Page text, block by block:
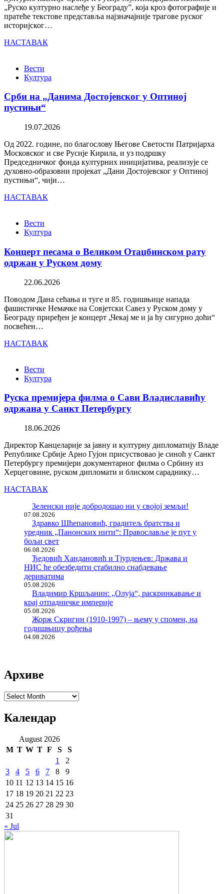
„Руско културно наслеђе у Београду”, која кроз фотографије и
пратеће текстове представља најзначајније трагове руског
историјског…
НАСТАВАК
Вести
Култура
Срби на „Данима Достојевског у Оптиној
пустињи“
19.07.2026
Од 2022. године, по благослову Његове Светости Патријарха
Московског и све Русије Кирила, и уз подршку
Председничког фонда културних иницијатива, реализује се
духовно-образовни пројекат „Дани Достојевског у Оптиној
пустињи“, чији…
НАСТАВАК
Вести
Култура
Концерт песама о Великом Отаџбинском рату
одржан у Руском дому
22.06.2026
Поводом Дана сећања и туге и 85. годишњице напада
фашистичке Немачке на Совјетски Савез у Руском дому у
Београду приређен је концерт „Чекај ме и ја ћу сигурно доћи“
посвећен…
НАСТАВАК
Вести
Култура
Руска премијера филма о Сави Владиславићу
одржана у Санкт Петербургу
18.06.2026
Директор Канцеларије за јавну и културну дипломатију Владе
Републике Србије Арно Гујон присуствовао је синоћ у Санкт
Петербургу премијери документарног филма о Србину из
Херцеговине, руском дипломати и блиском сараднику…
НАСТАВАК
Зеленски није добродошао ни у својој земљи!
07.08.2026
Здравко Шћепановић, градитељ братства и
уредник „Панонских нити“: Православље је пут у
бољи свет
06.08.2026
Ђедовић Хандановић и Тјурдењев: Држава и
НИС ће обезбедити стабилно снабдевање
дериватима
05.08.2026
Владимир Кршљанин: „Олуја“, раскринкавање и
крај отпадничке империје
05.08.2026
Жорж Скригин (1910-1997) – њему у спомен, на
годишњицу рођења
04.08.2026
Архиве
Архиве
Календар
August 2026
M T W T F S
S
1
2
3
4 5 6 7 8
9
10 11 12 13 14 15 16
17 18 19 20 21 22 23
24 25 26 27 28 29 30
31
« Jul